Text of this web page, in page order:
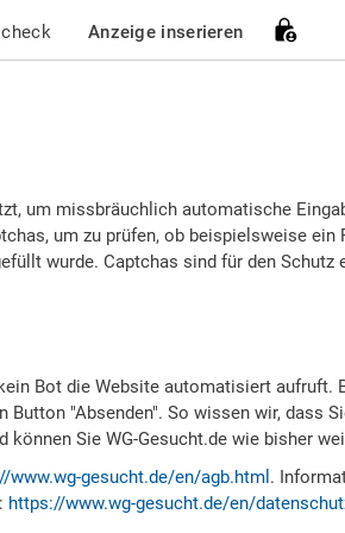
Anzeige inserieren
um missbräuchlich automatische
um zu prüfen, ob beispielsweise ein
wurde. Captchas sind für den Schutz
Bot die Website automatisiert aufruft.
Button "Absenden". So wissen wir, dass
Sie WG-Gesucht.de wie bisher
www.wg-gesucht.de/en/agb.html .
https://www.wg-gesucht.de/en/